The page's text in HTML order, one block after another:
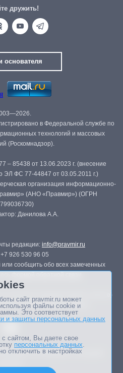
дружить!
основателя
в Федеральной службе по
технологий и массовых
(Роскомнадзор).
– 85438 от 13.06.2023 г. (внесение
ЭЛ ФС 77-44847 от 03.05.2011 г.)
организация информационно-
(АНО «Правмир») (ОГРН
Данилова А.А.
редакции: info@pravmir.ru
926 530 96 05
или сообщить обо всех замеченных
в печатных изданиях (книгах, прессе)
разрешения редакции.
может не совпадать с позицией
сайт pravmir.ru может
файлы cookie и
Это соответствует
и защиты персональных данных
с сайтом, Вы даете свое
персональных данных.
отключить в настройках